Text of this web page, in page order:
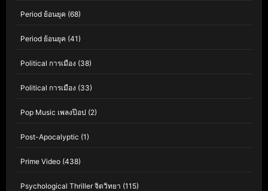
Period ย้อนยุค (68)
Period ย้อนยุค (41)
Political การเมือง (38)
Political การเมือง (33)
Pop Music เพลงป๊อป (2)
Post-Apocalyptic (1)
Prime Video (438)
Psychological Thriller จิตวิทยา (115)